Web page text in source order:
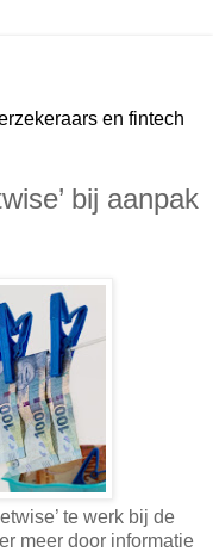
en fintech
bij aanpak
te werk bij de
meer door informatie